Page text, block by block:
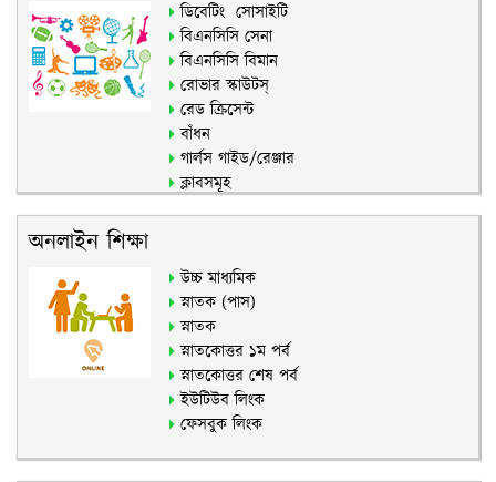
ডিবেটিং সোসাইটি
বিএনসিসি সেনা
বিএনসিসি বিমান
রোভার স্কাউটস্
রেড ক্রিসেন্ট
বাঁধন
গার্লস গাইড/রেঞ্জার
ক্লাবসমূহ
অনলাইন শিক্ষা
উচ্চ মাধ্যমিক
স্নাতক (পাস)
স্নাতক
স্নাতকোত্তর ১ম পর্ব
স্নাতকোত্তর শেষ পর্ব
ইউটিউব লিংক
ফেসবুক লিংক